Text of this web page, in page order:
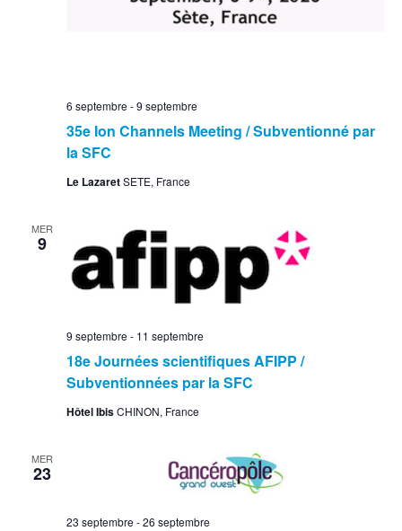
35e Ion Channels Meeting / Subventionné par
la SFC
6 septembre -9 septembre
Le LazaretSETE, France
MER
9
18e Journées scientifiques AFIPP /
Subventionnées par la SFC
9 septembre - 11 septembre
Hôtel IbisCHINON, France
MER
23
23 septembre -26 septembre